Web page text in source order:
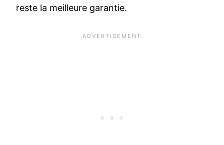
reste la meilleure garantie.